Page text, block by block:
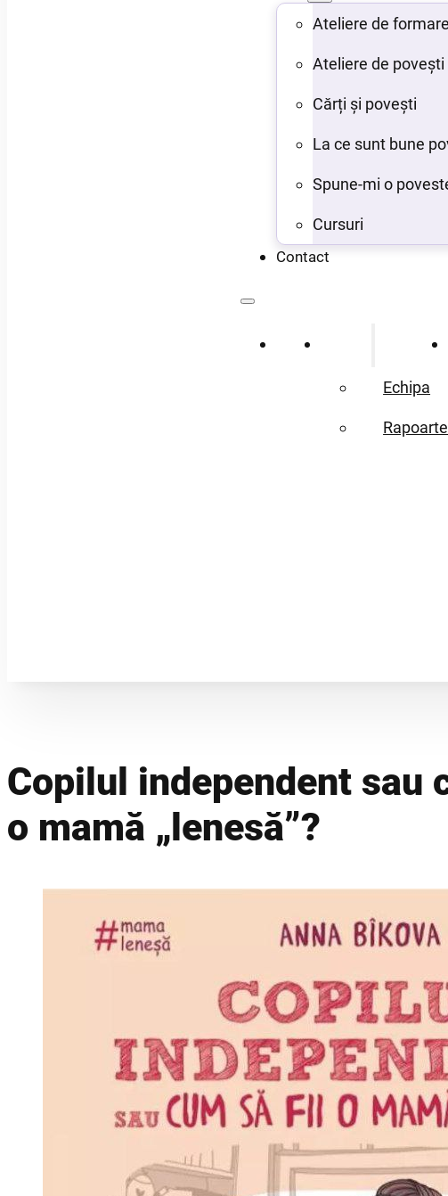
Ateliere de formare
Ateliere de povești
Cărți și povești
La ce sunt bune
Spune-mi o
Cursuri
Contact
Acasă
Echipa
Rapoarte
Copilul independent sau
o mamă „lenesă”?